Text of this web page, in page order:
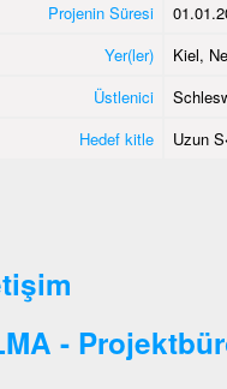
Projenin Süresi
Yer(ler)
Kiel,
Üstlenici
Hedef kitle
Uzun
-